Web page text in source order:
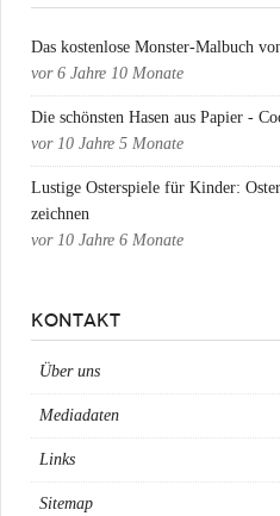
Das kostenlose Monster-Malbuch
vor 6 Jahre 10 Monate
Die schönsten Hasen aus Papier -
vor 10 Jahre 5 Monate
Lustige Osterspiele für Kinder:
zeichnen
vor 10 Jahre 6 Monate
KONTAKT
Über uns
Mediadaten
Links
Sitemap